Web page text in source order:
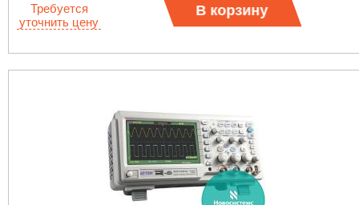
Требуется
уточнить цену
В корзину